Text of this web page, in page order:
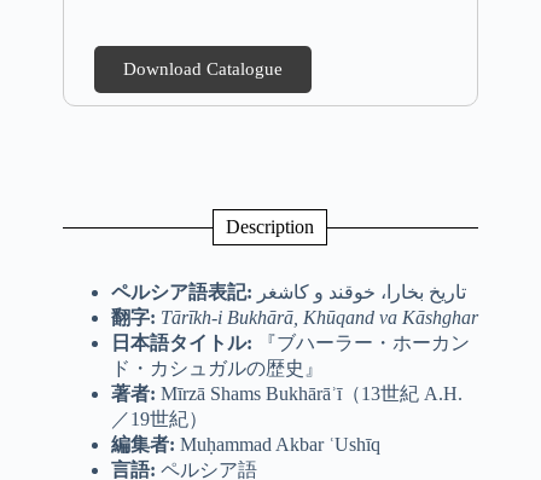
Download Catalogue
Description
ペルシア語表記: تاریخ بخارا، خوقند و کاشغر
翻字: Tārīkh-i Bukhārā, Khūqand va Kāshghar
日本語タイトル: 『ブハーラー・ホーカン
ド・カシュガルの歴史』
著者: Mīrzā Shams Bukhārāʾī（13世紀 A.H.
／19世紀）
編集者: Muḥammad Akbar ʿUshīq
言語: ペルシア語